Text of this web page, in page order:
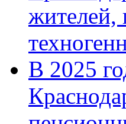
жителей,
В 2025